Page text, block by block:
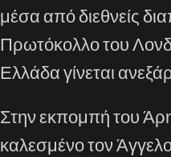
μέσα από διεθνείς
Πρωτόκολλο του
Ελλάδα γίνεται
Στην εκπομπή του
καλεσμένο τον